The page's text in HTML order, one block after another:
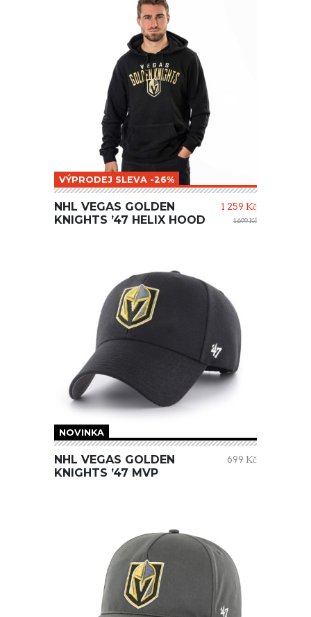
VÝPRODEJ SLEVA -26%
NHL VEGAS GOLDEN
KNIGHTS ’47 HELIX HOOD
1 259 Kč
1 699 Kč
NOVINKA
NHL VEGAS GOLDEN
KNIGHTS ’47 MVP
699 Kč